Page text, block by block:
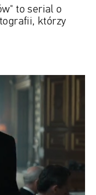
to serial o
którzy